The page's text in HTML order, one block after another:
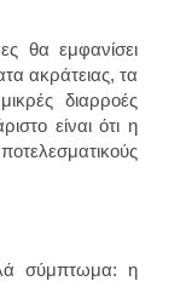
θα εμφανίσει
ακράτειας, τα
διαρροές
είναι ότι η
σύμπτωμα: η